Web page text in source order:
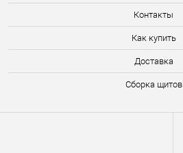
Контакты
Как купить
Доставка
Сборка щитов